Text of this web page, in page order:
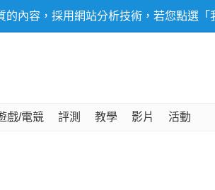
的內容，採用網站分析技術，若您點選
戲/電競 評測 教學 影片 活動